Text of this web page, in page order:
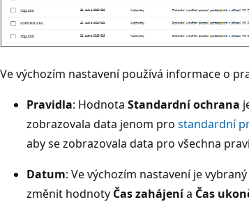
Ve výchozím nastavení používá informace o
Pravidla: Hodnota Standardní ochrana
zobrazovala data jenom pro standardní
aby se zobrazovala data pro všechna
Datum: Ve výchozím nastavení je
změnit hodnoty Čas zahájenía Čas